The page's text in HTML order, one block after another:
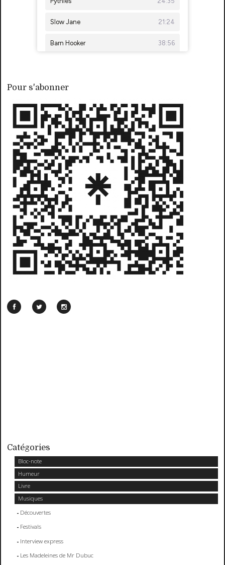
Pour s'abonner
Catégories
Bloc-note
Humeur
Livre
Musiques
Découvertes
Festivals
Interview express
Les Madeleines de Mr Dubuc